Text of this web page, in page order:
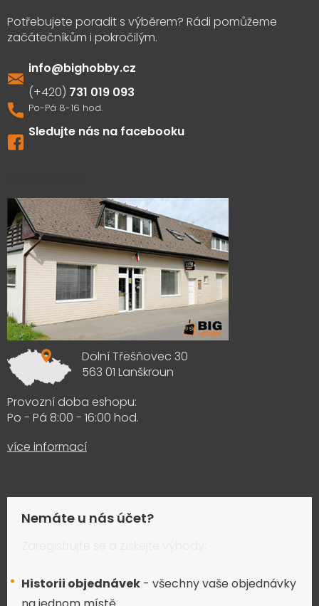
info@bighobby.cz
731 019 093
Sledujte nás na facebooku
Dolní Třešňovec 30
563 01 Lanškroun
Provozní doba eshopu:
Po - Pá 8:00 - 16:00 hod.
více informací
Nemáte u nás účet?
Historii objednávek - všechny vaše objednávky